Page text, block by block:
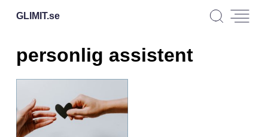
GLIMIT.se
personlig assistent